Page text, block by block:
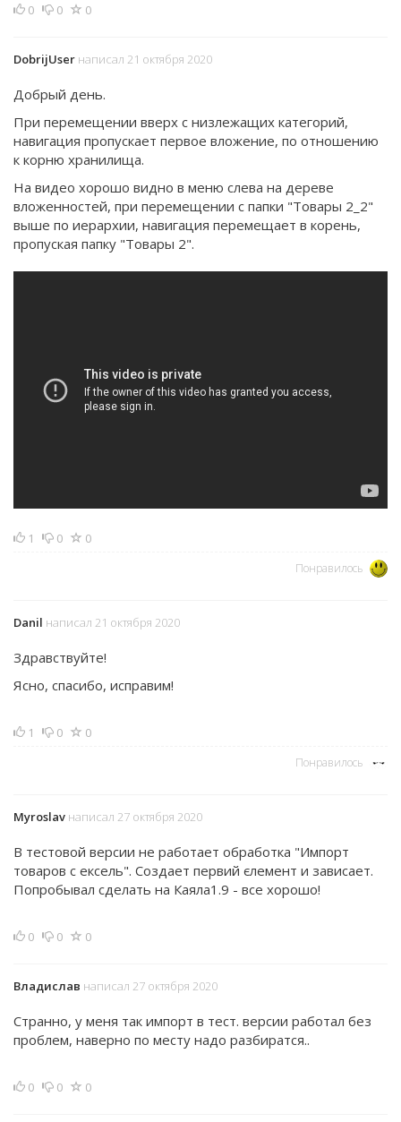
0 0 0
DobrijUser написал 21 октября 2020
Добрый день.
При перемещении вверх с низлежащих категорий,
навигация пропускает первое вложение, по отношению
к корню хранилища.
На видео хорошо видно в меню слева на дереве
вложенностей, при перемещении с папки "Товары 2_2"
выше по иерархии, навигация перемещает в корень,
пропуская папку "Товары 2".
1 0 0
Понравилось
Danil написал 21 октября 2020
Здравствуйте!
Ясно, спасибо, исправим!
1 0 0
Понравилось
Myroslav написал 27 октября 2020
В тестовой версии не работает обработка "Импорт
товаров с ексель". Создает первий єлемент и зависает.
Попробывал сделать на Каяла1.9 - все хорошо!
0 0 0
Владислав написал 27 октября 2020
Странно, у меня так импорт в тест. версии работал без
проблем, наверно по месту надо разбиратся..
0 0 0